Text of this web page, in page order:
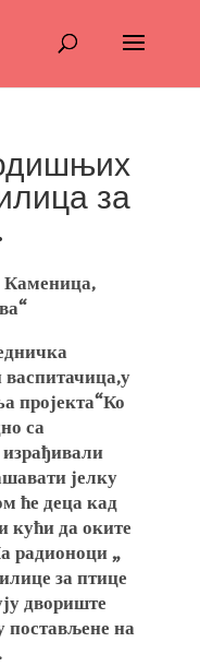
за
Каменица,
пројекта“Ко
са
јелку
ће деца кад
кући да оките
радионоци „
за птице
двориште
постављене на